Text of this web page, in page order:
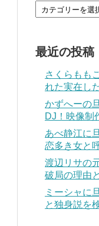
最近の投稿
さくらもも
れた実在し
かずへーの
DJ！映像制
あべ静江に
恋多き女と
渡辺リサの
破局の理由
ミーシャに
と独身説を